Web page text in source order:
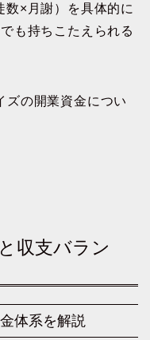
数×月謝）を具体的に
も持ちこたえられる
ズの開業資金につい
収支バラン
体系を解説